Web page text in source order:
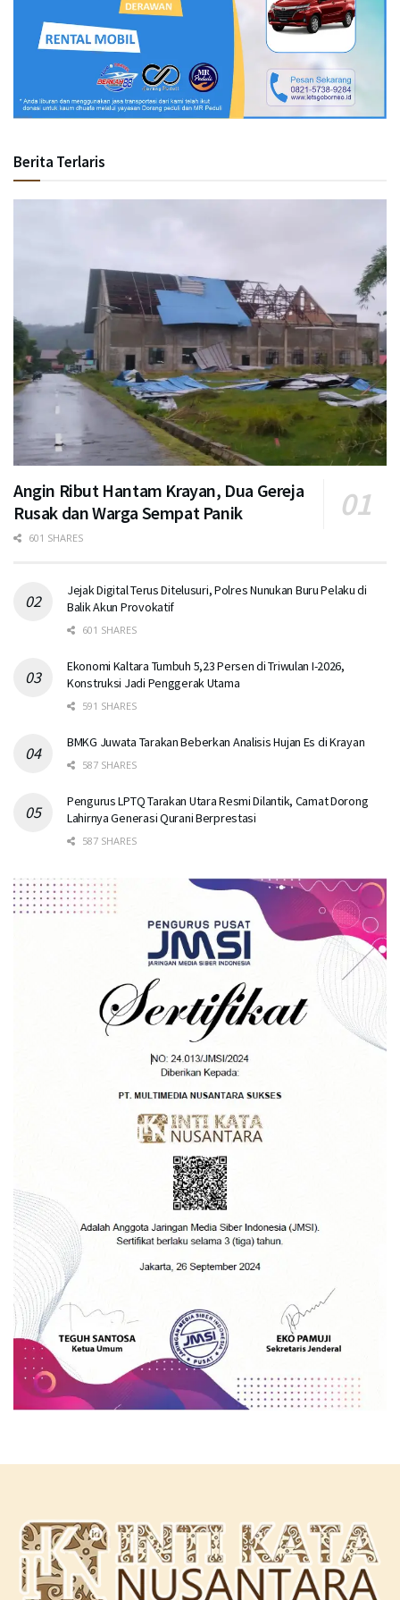
Berita Terlaris
Angin Ribut Hantam Krayan, Dua Gereja
Rusak dan Warga Sempat Panik
601 SHARES
Jejak Digital Terus Ditelusuri, Polres Nunukan Buru Pelaku di
Balik Akun Provokatif
601 SHARES
Ekonomi Kaltara Tumbuh 5,23 Persen di Triwulan I-2026,
Konstruksi Jadi Penggerak Utama
591 SHARES
BMKG Juwata Tarakan Beberkan Analisis Hujan Es di Krayan
587 SHARES
Pengurus LPTQ Tarakan Utara Resmi Dilantik, Camat Dorong
Lahirnya Generasi Qurani Berprestasi
587 SHARES